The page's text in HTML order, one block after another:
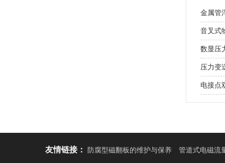
金属管
音叉式
数显压
压力变
电接点
友情链接： 防腐型磁翻板的维护与保养 管道式电磁流